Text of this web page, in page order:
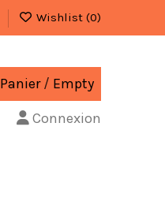
Wishlist (0)
Panier / Empty
Connexion